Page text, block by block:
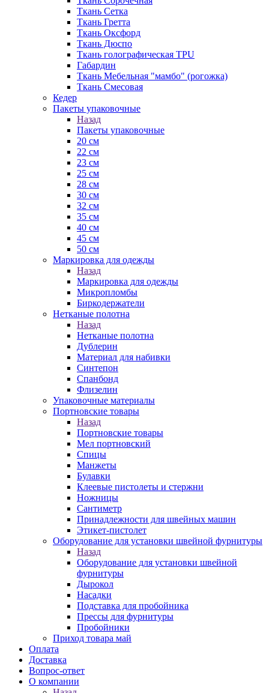
Ткань Сетка
Ткань Гретта
Ткань Оксфорд
Ткань Дюспо
Ткань голографическая TPU
Габардин
Ткань Мебельная "мамбо" (рогожка)
Ткань Смесовая
Кедер
Пакеты упаковочные
Назад
Пакеты упаковочные
20 см
22 см
23 см
25 см
28 см
30 см
32 см
35 см
40 см
45 см
50 см
Маркировка для одежды
Назад
Маркировка для одежды
Микропломбы
Биркодержатели
Нетканые полотна
Назад
Нетканые полотна
Дублерин
Материал для набивки
Синтепон
Спанбонд
Флизелин
Упаковочные материалы
Портновские товары
Назад
Портновские товары
Мел портновский
Спицы
Манжеты
Булавки
Клеевые пистолеты и стержни
Ножницы
Сантиметр
Принадлежности для швейных машин
Этикет-пистолет
Оборудование для установки швейной фурнитуры
Назад
Оборудование для установки швейной
фурнитуры
Дырокол
Насадки
Подставка для пробойника
Прессы для фурнитуры
Пробойники
Приход товара май
Оплата
Доставка
Вопрос-ответ
О компании